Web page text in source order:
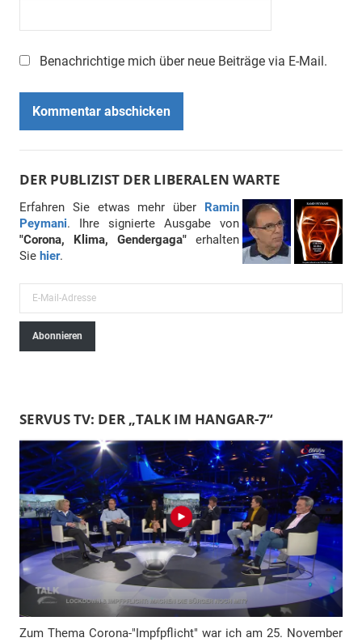
Benachrichtige mich über neue Beiträge via E-Mail.
DER PUBLIZIST DER LIBERALEN WARTE
Erfahren Sie etwas mehr über Ramin
Peymani. Ihre signierte Ausgabe von
"Corona, Klima, Gendergaga" erhalten
Sie hier.
-
-
A
d
r
e
s
s
Abonnieren
SERVUS TV: DER „TALK IM HANGAR-7“
Zum Thema Corona-"Impfpflicht" war ich am 25. November